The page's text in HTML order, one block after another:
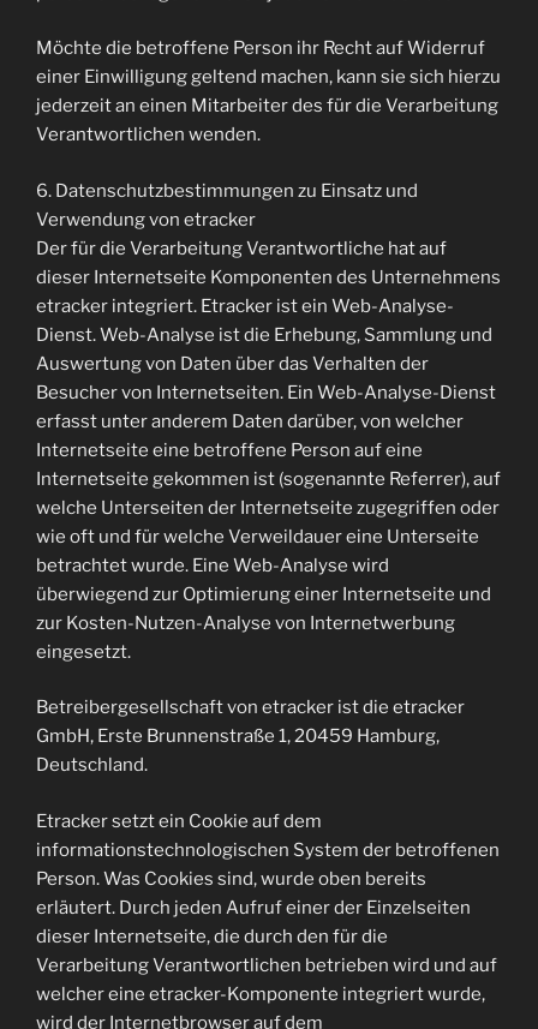
Möchte die betroffene Person ihr Recht auf Widerruf
einer Einwilligung geltend machen, kann sie sich hierzu
jederzeit an einen Mitarbeiter des für die Verarbeitung
Verantwortlichen wenden.
6. Datenschutzbestimmungen zu Einsatz und
Verwendung von etracker
Der für die Verarbeitung Verantwortliche hat auf
dieser Internetseite Komponenten des Unternehmens
etracker integriert. Etracker ist ein Web-Analyse-
Dienst. Web-Analyse ist die Erhebung, Sammlung und
Auswertung von Daten über das Verhalten der
Besucher von Internetseiten. Ein Web-Analyse-Dienst
erfasst unter anderem Daten darüber, von welcher
Internetseite eine betroffene Person auf eine
Internetseite gekommen ist (sogenannte Referrer), auf
welche Unterseiten der Internetseite zugegriffen oder
wie oft und für welche Verweildauer eine Unterseite
betrachtet wurde. Eine Web-Analyse wird
überwiegend zur Optimierung einer Internetseite und
zur Kosten-Nutzen-Analyse von Internetwerbung
eingesetzt.
Betreibergesellschaft von etracker ist die etracker
GmbH, Erste Brunnenstraße 1, 20459 Hamburg,
Deutschland.
Etracker setzt ein Cookie auf dem
informationstechnologischen System der betroffenen
Person. Was Cookies sind, wurde oben bereits
erläutert. Durch jeden Aufruf einer der Einzelseiten
dieser Internetseite, die durch den für die
Verarbeitung Verantwortlichen betrieben wird und auf
welcher eine etracker-Komponente integriert wurde,
wird der Internetbrowser auf dem